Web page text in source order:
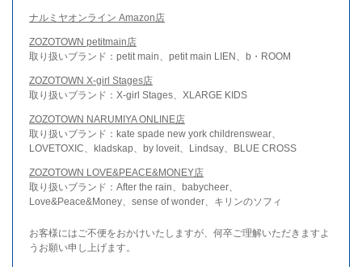
ナルミヤオンライン Amazon店
ZOZOTOWN petitmain店
取り扱いブランド：petit main、petit main LIEN、b・ROOM
ZOZOTOWN X-girl Stages店
取り扱いブランド：X-girl Stages、XLARGE KIDS
ZOZOTOWN NARUMIYA ONLINE店
取り扱いブランド：kate spade new york childrenswear、
LOVETOXIC、kladskap、by loveit、Lindsay、BLUE CROSS
ZOZOTOWN LOVE&PEACE&MONEY店
取り扱いブランド：After the rain、babycheer、
Love&Peace&Money、sense of wonder、キリンのソフィ
お客様にはご不便をおかけいたしますが、何卒ご理解いただきますよ
うお願い申し上げます。